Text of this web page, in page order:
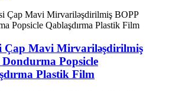
Çap Mavi Mirvariləşdirilmiş
Popsicle
Plastik Film